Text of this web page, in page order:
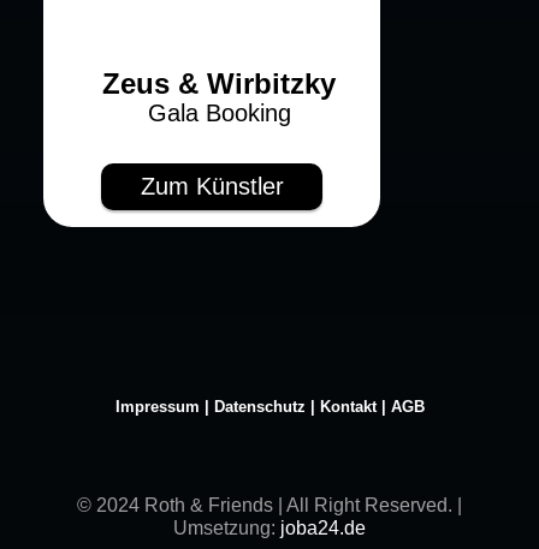
Zeus & Wirbitzky
Gala Booking
Zum Künstler
Impressum Datenschutz Kontakt AGB
© 2024 Roth & Friends | All Right Reserved. |
Umsetzung: joba24.de